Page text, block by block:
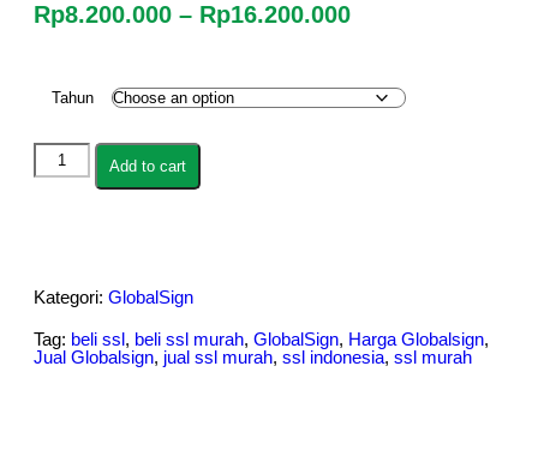
Rp8.200.000 – Rp16.200.000
Tahun
Add to cart
Kategori: GlobalSign
Tag: beli ssl, beli ssl murah, GlobalSign, Harga Globalsign,
Jual Globalsign, jual ssl murah, ssl indonesia, ssl murah